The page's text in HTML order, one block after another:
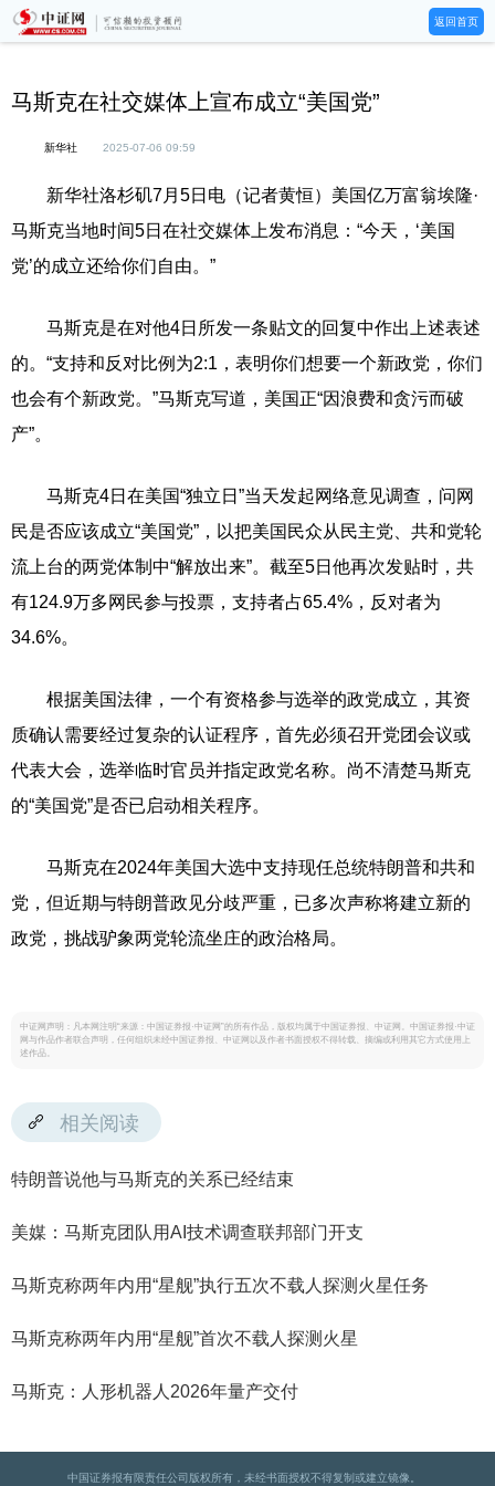
返回首页
马斯克在社交媒体上宣布成立“美国党”
新华社 2025-07-06 09:59
新华社洛杉矶7月5日电（记者黄恒）美国亿万富翁埃隆·
马斯克当地时间5日在社交媒体上发布消息：“今天，‘美国
党’的成立还给你们自由。”
马斯克是在对他4日所发一条贴文的回复中作出上述表述
的。“支持和反对比例为2:1，表明你们想要一个新政党，你们
也会有个新政党。”马斯克写道，美国正“因浪费和贪污而破
产”。
马斯克4日在美国“独立日”当天发起网络意见调查，问网
民是否应该成立“美国党”，以把美国民众从民主党、共和党轮
流上台的两党体制中“解放出来”。截至5日他再次发贴时，共
有124.9万多网民参与投票，支持者占65.4%，反对者为
34.6%。
根据美国法律，一个有资格参与选举的政党成立，其资
质确认需要经过复杂的认证程序，首先必须召开党团会议或
代表大会，选举临时官员并指定政党名称。尚不清楚马斯克
的“美国党”是否已启动相关程序。
马斯克在2024年美国大选中支持现任总统特朗普和共和
党，但近期与特朗普政见分歧严重，已多次声称将建立新的
政党，挑战驴象两党轮流坐庄的政治格局。
中证网声明：凡本网注明“来源：中国证券报·中证网”的所有作品，版权均属于中国证券报、中证网。中国证券报·中证
网与作品作者联合声明，任何组织未经中国证券报、中证网以及作者书面授权不得转载、摘编或利用其它方式使用上
述作品。
相关阅读
特朗普说他与马斯克的关系已经结束
美媒：马斯克团队用AI技术调查联邦部门开支
马斯克称两年内用“星舰”执行五次不载人探测火星任务
马斯克称两年内用“星舰”首次不载人探测火星
马斯克：人形机器人2026年量产交付
中国证券报有限责任公司版权所有，未经书面授权不得复制或建立镜像。